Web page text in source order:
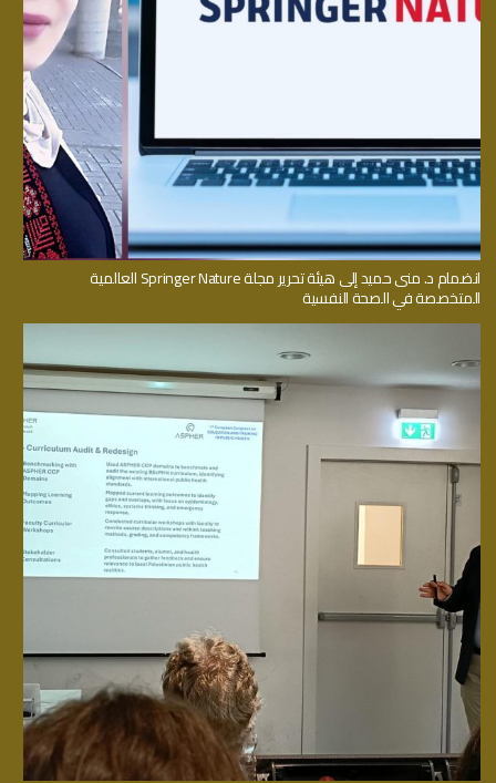
انضمام د. منى حميد إلى هيئة تحرير مجلة Springer Nature العالمية
المتخصصة في الصحة النفسية